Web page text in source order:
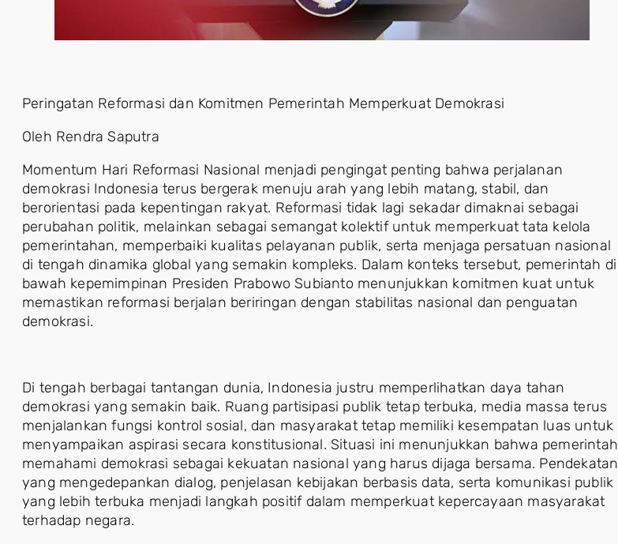
Peringatan Reformasi dan Komitmen Pemerintah Memperkuat Demokrasi
Oleh Rendra Saputra
Momentum Hari Reformasi Nasional menjadi pengingat penting bahwa perjalanan
demokrasi Indonesia terus bergerak menuju arah yang lebih matang, stabil, dan
berorientasi pada kepentingan rakyat. Reformasi tidak lagi sekadar dimaknai sebagai
perubahan politik, melainkan sebagai semangat kolektif untuk memperkuat tata kelola
pemerintahan, memperbaiki kualitas pelayanan publik, serta menjaga persatuan nasional
di tengah dinamika global yang semakin kompleks. Dalam konteks tersebut, pemerintah di
bawah kepemimpinan Presiden Prabowo Subianto menunjukkan komitmen kuat untuk
memastikan reformasi berjalan beriringan dengan stabilitas nasional dan penguatan
demokrasi.
Di tengah berbagai tantangan dunia, Indonesia justru memperlihatkan daya tahan
demokrasi yang semakin baik. Ruang partisipasi publik tetap terbuka, media massa terus
menjalankan fungsi kontrol sosial, dan masyarakat tetap memiliki kesempatan luas untuk
menyampaikan aspirasi secara konstitusional. Situasi ini menunjukkan bahwa pemerintah
memahami demokrasi sebagai kekuatan nasional yang harus dijaga bersama. Pendekatan
yang mengedepankan dialog, penjelasan kebijakan berbasis data, serta komunikasi publik
yang lebih terbuka menjadi langkah positif dalam memperkuat kepercayaan masyarakat
terhadap negara.